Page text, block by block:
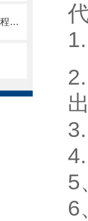
内置微处理器的控制装置——可编程控制器
5
6